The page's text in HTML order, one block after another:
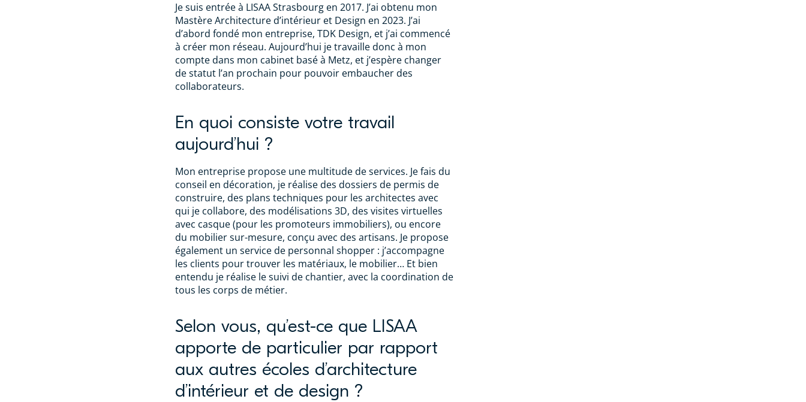
Je suis entrée à LISAA Strasbourg en 2017. J’ai obtenu mon
Mastère Architecture d’intérieur et Design en 2023. J’ai
d’abord fondé mon entreprise, TDK Design, et j’ai commencé
à créer mon réseau. Aujourd’hui je travaille donc à mon
compte dans mon cabinet basé à Metz, et j’espère changer
de statut l’an prochain pour pouvoir embaucher des
collaborateurs.
En quoi consiste votre travail
aujourd’hui ?
Mon entreprise propose une multitude de services. Je fais du
conseil en décoration, je réalise des dossiers de permis de
construire, des plans techniques pour les architectes avec
qui je collabore, des modélisations 3D, des visites virtuelles
avec casque (pour les promoteurs immobiliers), ou encore
du mobilier sur-mesure, conçu avec des artisans. Je propose
également un service de personnal shopper : j’accompagne
les clients pour trouver les matériaux, le mobilier… Et bien
entendu je réalise le suivi de chantier, avec la coordination de
tous les corps de métier.
Selon vous, qu’est-ce que LISAA
apporte de particulier par rapport
aux autres écoles d’architecture
d’intérieur et de design ?